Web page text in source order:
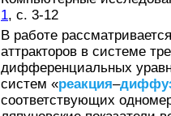
1, с. 3-12
В работе
аттракторов в системе
дифференциальных
систем «реакция–
соответствующих